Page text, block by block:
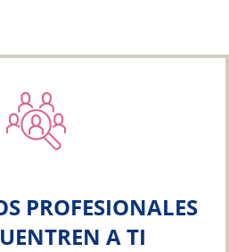
PROFESIONALES
A TI